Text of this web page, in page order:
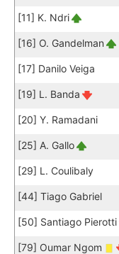
[11] K. Ndri
[16] O. Gandelman
[17] Danilo Veiga
[19] L. Banda
[20] Y. Ramadani
[25] A. Gallo
[29] L. Coulibaly
[44] Tiago Gabriel
[50] Santiago Pierotti
[79] Oumar Ngom